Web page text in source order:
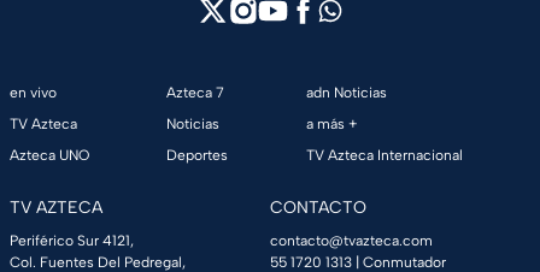
en vivo
TV Azteca
Azteca UNO
Azteca 7
Noticias
Deportes
adn Noticias
a más +
TV Azteca Internacional
TV AZTECA
Periférico Sur 4121,
Col. Fuentes Del Pedregal,
CONTACTO
contacto@tvazteca.com
55 1720 1313 | Conmutador